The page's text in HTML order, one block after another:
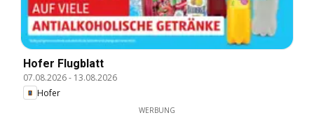
Hofer Flugblatt
07.08.2026- 13.08.2026
Hofer
WERBUNG